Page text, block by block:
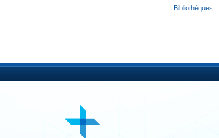
Bibliothèques